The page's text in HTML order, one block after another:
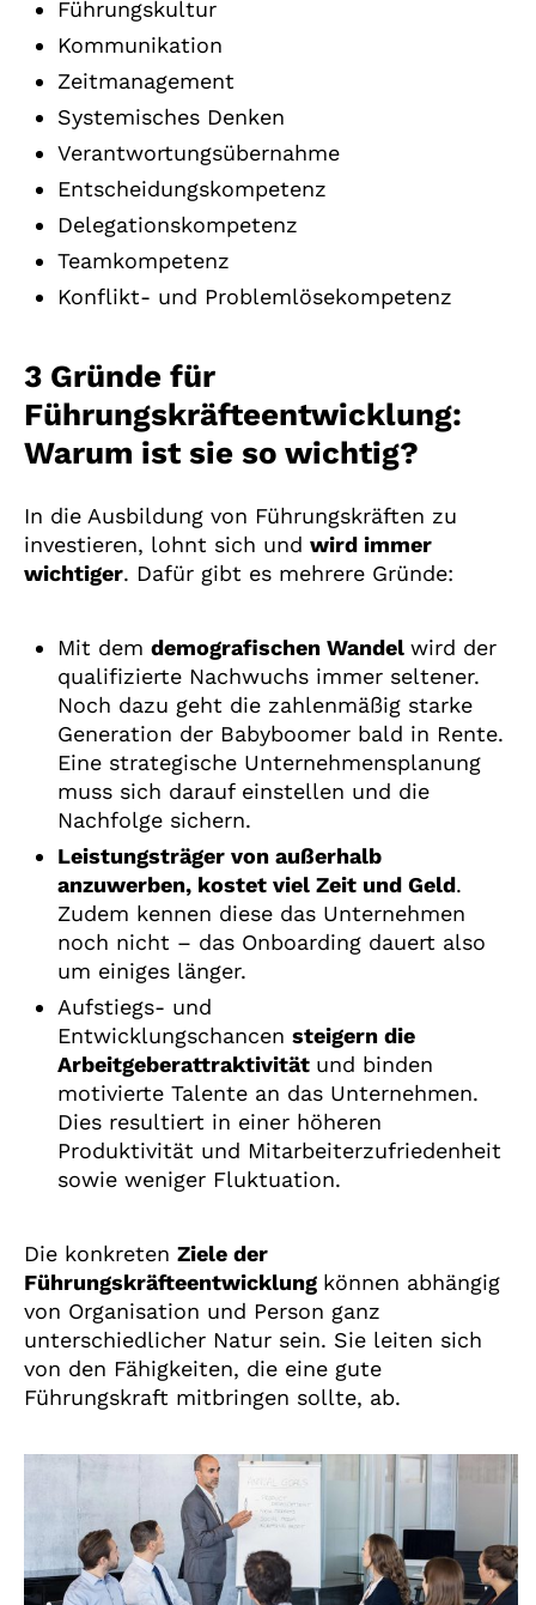
Führungskultur
Kommunikation
Zeitmanagement
Systemisches Denken
Verantwortungsübernahme
Entscheidungskompetenz
Delegationskompetenz
Teamkompetenz
Konflikt- und Problemlösekompetenz
3 Gründe für
Führungskräfteentwicklung:
Warum ist sie so wichtig?
In die Ausbildung von Führungskräften zu
investieren, lohnt sich und wird immer
wichtiger. Dafür gibt es mehrere Gründe:
Mit dem demografischen Wandel wird der
qualifizierte Nachwuchs immer seltener.
Noch dazu geht die zahlenmäßig starke
Generation der Babyboomer bald in Rente.
Eine strategische Unternehmensplanung
muss sich darauf einstellen und die
Nachfolge sichern.
Leistungsträger von außerhalb
anzuwerben, kostet viel Zeit und Geld.
Zudem kennen diese das Unternehmen
noch nicht – das Onboarding dauert also
um einiges länger.
Aufstiegs- und
Entwicklungschancen steigern die
Arbeitgeberattraktivität und binden
motivierte Talente an das Unternehmen.
Dies resultiert in einer höheren
Produktivität und Mitarbeiterzufriedenheit
sowie weniger Fluktuation.
Die konkreten Ziele der
Führungskräfteentwicklung können abhängig
von Organisation und Person ganz
unterschiedlicher Natur sein. Sie leiten sich
von den Fähigkeiten, die eine gute
Führungskraft mitbringen sollte, ab.